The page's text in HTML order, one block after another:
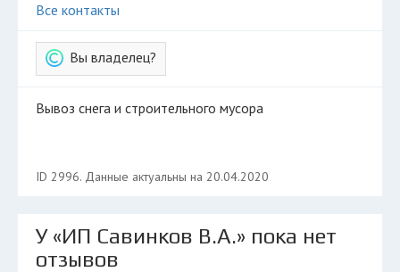
Все контакты
Вы владелец?
Вывоз снега и строительного мусора
ID 2996. Данные актуальны на 20.04.2020
У «ИП Савинков В.А.» пока нет
отзывов